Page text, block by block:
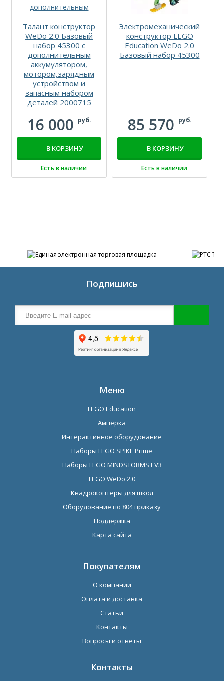
Талант конструктор
WeDo 2.0 Базовый
набор 45300 с
дополнительным
аккумулятором,
мотором,зарядным
устройством и
запасным набором
деталей 2000715
16 000 руб.
В КОРЗИНУ
Есть в наличии
Электромеханический
конструктор LEGO
Education WeDo 2.0
Базовый набор 45300
85 570 руб.
В КОРЗИНУ
Есть в наличии
Подпишись
Меню
LEGO Education
Амперка
Интерактивное оборудование
Наборы LEGO SPIKE Prime
Наборы LEGO MINDSTORMS EV3
LEGO WeDo 2.0
Квадрокоптеры для школ
Оборудование по 804 приказу
Поддержка
Карта сайта
Покупателям
О компании
Оплата и доставка
Статьи
Контакты
Вопросы и ответы
Контакты